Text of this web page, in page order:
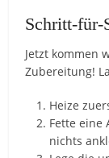
Schritt-für-
Jetzt kommen
Zubereitung!
Heize
Fette eine
nichts